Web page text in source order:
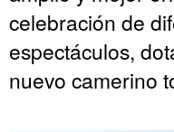
celebración de
espectáculos,
nuevo camerino